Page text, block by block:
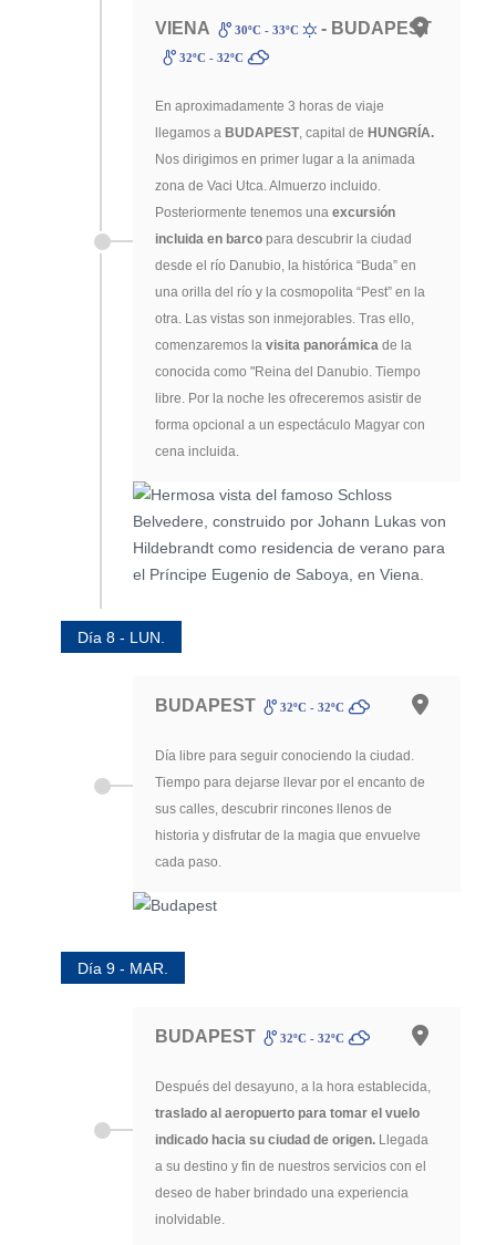
VIENA 30ºC - 33ºC - BUDAPEST
32ºC - 32ºC
En aproximadamente 3 horas de viaje
llegamos a BUDAPEST, capital de HUNGRÍA.
Nos dirigimos en primer lugar a la animada
zona de Vaci Utca. Almuerzo incluido.
Posteriormente tenemos una excursión
incluida en barco para descubrir la ciudad
desde el río Danubio, la histórica “Buda” en
una orilla del río y la cosmopolita “Pest” en la
otra. Las vistas son inmejorables. Tras ello,
comenzaremos la visita panorámica de la
conocida como "Reina del Danubio. Tiempo
libre. Por la noche les ofreceremos asistir de
forma opcional a un espectáculo Magyar con
cena incluida.
Día 8 - LUN.
BUDAPEST 32ºC - 32ºC
Día libre para seguir conociendo la ciudad.
Tiempo para dejarse llevar por el encanto de
sus calles, descubrir rincones llenos de
historia y disfrutar de la magia que envuelve
cada paso.
Día 9 - MAR.
BUDAPEST 32ºC - 32ºC
Después del desayuno, a la hora establecida,
traslado al aeropuerto para tomar el vuelo
indicado hacia su ciudad de origen. Llegada
a su destino y fin de nuestros servicios con el
deseo de haber brindado una experiencia
inolvidable.